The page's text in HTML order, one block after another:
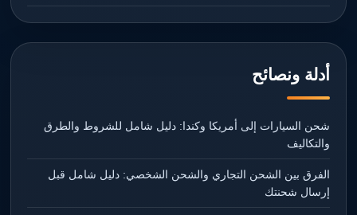
أدلة ونصائح
شحن السيارات إلى أمريكا وكندا: دليل شامل للشروط والطرق
والتكاليف
الفرق بين الشحن التجاري والشحن الشخصي: دليل شامل قبل
إرسال شحنتك